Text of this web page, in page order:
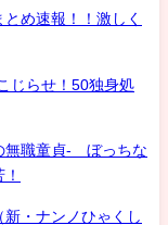
め速報！！激しく
じらせ！50独身処
職童貞- ぼっちな
・ナンノひゃくし